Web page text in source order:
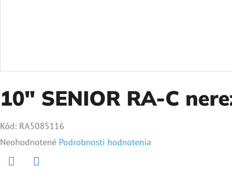
10" SENIOR RA-C
Kód: RA5085116
Priemerné
hodnotenie
Neohodnotené Podrobnosti hodnotenia